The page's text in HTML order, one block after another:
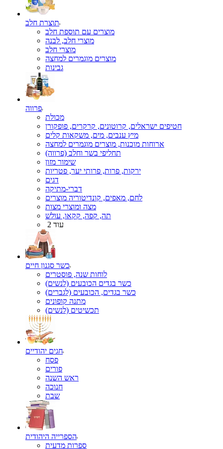
תוצרת חלב
מוצרים עם תוספת חלב
מוצרי חלב, לבנה
מוצרי חלב
מוצרים מוגמרים למחצה
גבינות
פרווה
מכולת
חטיפים ישראלים, קרוטונים, קרקרים, פופקורן
מיץ ענבים, מים, משקאות קלים
ארוחות מוכנות, מוצרים מוגמרים למחצה
תחליפי בשר וחלב (פרווה)
שימור מזון
ירקות, פרות, פרותי יער, פטריות
דגים
דברי-מתיקה
לחם, מאפים, קונדיטוריה מוצרים
מצה ומוצרי מצות
תה, קפה, קקאו, עולש
עוד 2
כשר סגנון חיים
לוחות שנה, פוסטרים
כשר בגדים הכובעים (לנשים)
כשר בגדים, הכובעים (לגברים)
מתנה קופונים
תכשיטים (לנשים)
חגים יהודיים
פסח
פורים
ראש השנה
חנוכה
שבת
הספרייה היהודית
ספרות מדעית